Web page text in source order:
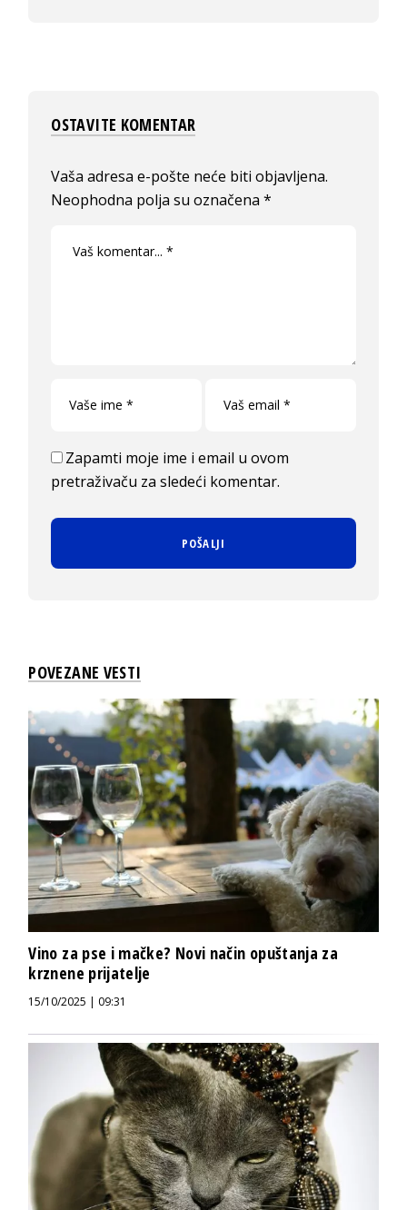
OSTAVITE KOMENTAR
Vaša adresa e-pošte neće biti objavljena.
Neophodna polja su označena*
Zapamti moje ime i email u ovom
pretraživaču za sledeći komentar.
POVEZANE VESTI
Vino za pse i mačke? Novi način opuštanja za
krznene prijatelje
15/10/2025 | 09:31